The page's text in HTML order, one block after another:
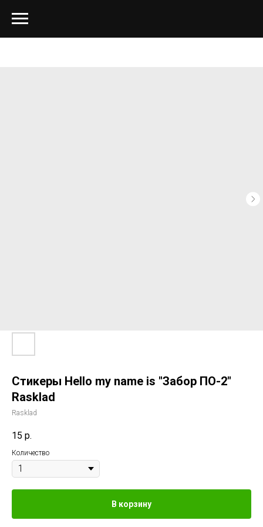
Стикеры Hello my name is "Забор ПО-2"
Rasklad
Rasklad
15 р.
Количество
В корзину